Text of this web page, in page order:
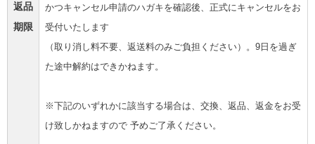
返品
期限
かつキャンセル申請のハガキを確認後、正式にキャンセルをお
受付いたします
（取り消し料不要、返送料のみご負担ください）。9日を過ぎ
た途中解約はできかねます。
※下記のいずれかに該当する場合は、交換、返品、返金をお受
け致しかねますので 予めご了承ください。